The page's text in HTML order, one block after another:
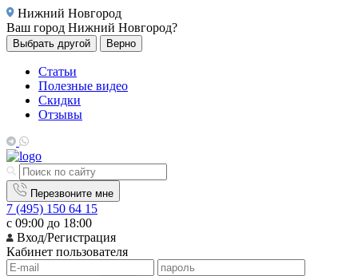
Нижний Новгород
Ваш город Нижний Новгород?
Выбрать другой Верно
Статьи
Полезные видео
Скидки
Отзывы
Перезвоните мне
7 (495) 150 64 15
с 09:00 до 18:00
Вход/Регистрация
Кабинет пользователя